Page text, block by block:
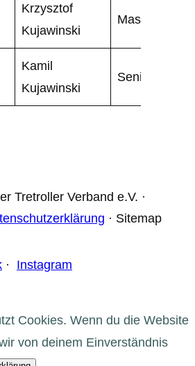
Krzysztof
Kujawinski
Master
Kamil
Kujawinski
Senior
Tretroller Verband e.V. ·
· Sitemap
· Instagram
Cookies. Wenn du die Website
von deinem Einverständnis